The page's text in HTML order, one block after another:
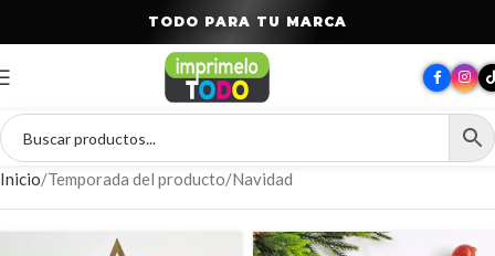
T ODO PARA T U MARCA
Inicio Temporada del producto Navidad